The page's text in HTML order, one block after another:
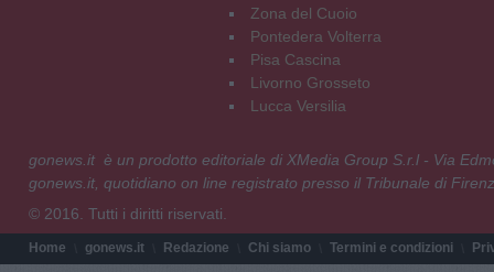
Zona del Cuoio
Pontedera Volterra
Pisa Cascina
Livorno Grosseto
Lucca Versilia
gonews.it è un prodotto editoriale di XMedia Group S.r.l - Via
gonews.it, quotidiano on line registrato presso il Tribunale di
© 2016. Tutti i diritti riservati.
Home gonews.it Redazione Chi siamo Termini e condizioni